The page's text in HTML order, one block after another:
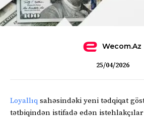
Wecom.az
25/04/2026
Loyallıq sahəsindəki yeni tədqiqat
tətbiqindən istifadə edən